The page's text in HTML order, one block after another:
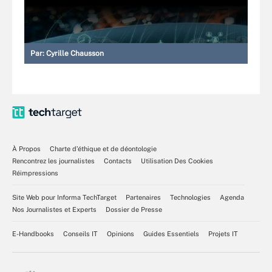
Par: Cyrille Chausson
À Propos
Charte d’éthique et de déontologie
Rencontrez les journalistes
Contacts
Utilisation Des Cookies
Réimpressions
Site Web pour Informa TechTarget Partenaires Technologies
Agenda
Nos Journalistes et Experts
Dossier de Presse
E-Handbooks Conseils IT Opinions Guides Essentiels Projets IT